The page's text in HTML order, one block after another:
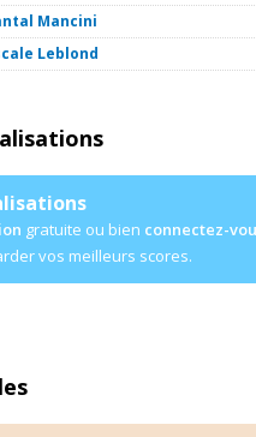
Mancini
Leblond
gratuite ou bien connectez-
vos meilleurs scores.